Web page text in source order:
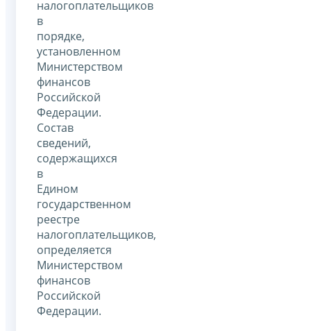
налогоплательщиков
в
порядке,
установленном
Министерством
финансов
Российской
Федерации.
Состав
сведений,
содержащихся
в
Едином
государственном
реестре
налогоплательщиков,
определяется
Министерством
финансов
Российской
Федерации.